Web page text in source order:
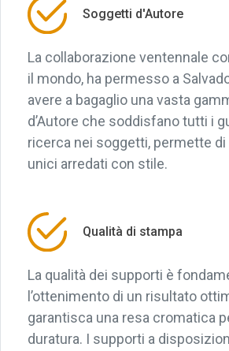
Soggetti d'Autore
La collaborazione ventennale
il mondo, ha permesso a
avere a bagaglio una vasta
d’Autore che soddisfano tutti i
ricerca nei soggetti, permette
unici arredati con stile.
Qualità di stampa
La qualità dei supporti è
l’ottenimento di un risultato
garantisca una resa cromatica
duratura. I supporti a